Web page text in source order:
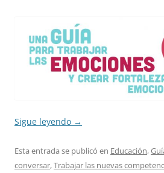
Sigue leyendo →
Esta entrada se publicó en Educación,
conversar,Trabajar las nuevas